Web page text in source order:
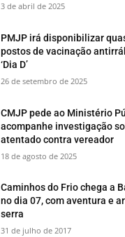
3 de abril de 2025
PMJP irá disponibilizar
postos de vacinação
‘Dia D’
26 de setembro de 2025
CMJP pede ao Ministério
acompanhe investigação
atentado contra vereador
18 de agosto de 2025
​Caminhos do Frio chega a
no dia 07, com aventura e
serra
31 de julho de 2017